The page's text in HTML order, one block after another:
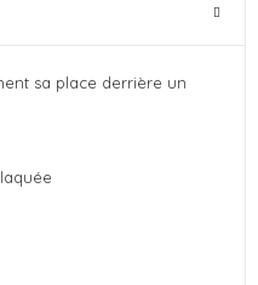
sa place derrière un